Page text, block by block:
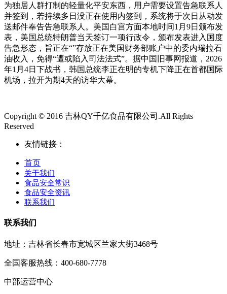
为独居人群打制的轻量化平安东西，用户需要设置告急联系人
并签到，若持续多日没正在使用内签到，系统将于次日从动发
送邮件奉告告急联系人。美国白宫方面本地时间1月9日颁布发
表，美国总统特朗普当天签订一项行政令，颁布发表进入国度
告急形态，旨正在“”存放正在美国财务部账户中的委内瑞拉石
油收入，免得“遭或陷入司法法式”。据中国旧事网报道，2026
年1月4日下战书，韩国总统李正在明的专机下降正在首都国际
机场，拉开为期4天的访华大幕。
Copyright © 2016 吉林QY千亿食品有限公司.All Rights
Reserved
友情链接：
首页
关于我们
食品安全常识
食品安全资讯
联系我们
联系我们
地址：吉林省长春市宽城区兰家大街3468号
全国客服热线：400-680-7778
中部运营中心